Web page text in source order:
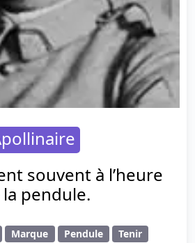
souvent à l’heure
pendule.
Marque Pendule Tenir